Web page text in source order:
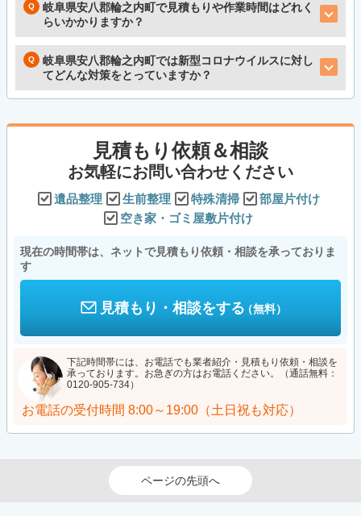
岐阜県安八郡輪之内町で見積もりや作業時間はどれく
らいかかりますか？
岐阜県安八郡輪之内町では新型コロナウイルスに対し
てどんな対策をとっていますか？
見積もり依頼＆相談
お気軽にお問い合わせください
遺品整理 生前整理 特殊清掃
部屋片付け
空き家・ゴミ屋敷片付け
現在の時間帯は、ネットで見積もり依頼・相談を承っておりま
す
見積もり・相談をする（無料）
下記時間帯には、お電話でも業者紹介・見積もり依頼・相談を
承っております。お急ぎの方はお電話ください。（通話無料：
0120-905-734）
お電話の受付時間 8:00～19:00（土日祝も対応）
ページの先頭へ